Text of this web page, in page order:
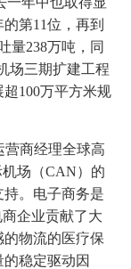
第11位，再到
量238万吨，同
场三期扩建工程
100万平方米规
营商经理全球高
场（CAN）的
。电子商务是
企业贡献了大
物流的医疗保
稳定驱动因